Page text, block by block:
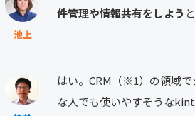
池上
件管理や情報共有をしよう
はい。CRM（※1）の領域
な人でも使いやすそうな